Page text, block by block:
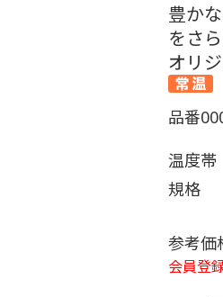
豊か
をさ
オリジ
品番
温度帯
規格
参考価
会員登